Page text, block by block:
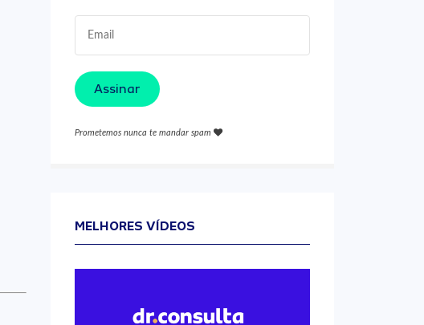
Assinar
Prometemos nunca te mandar spam
MELHORES VÍDEOS